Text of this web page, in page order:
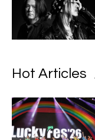
Hot Articles